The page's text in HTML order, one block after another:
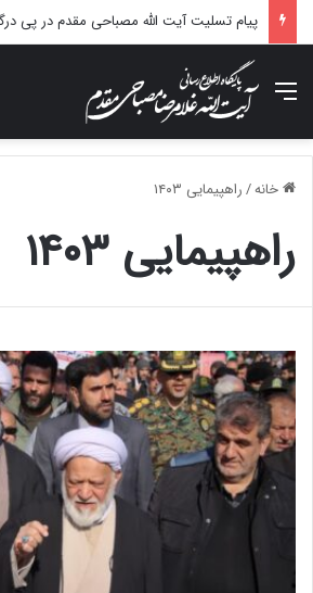
منو
خانه/راهپیمایی ۱۴۰۳
راهپیمایی ۱۴۰۳